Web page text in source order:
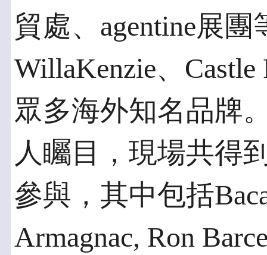
貿處、agentine展
WillaKenzie、Castle
眾多海外知名品牌
人矚目，現場共得
參與，其中包括
Armagnac, Ron